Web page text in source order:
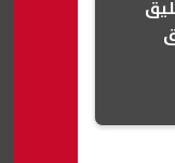
تعليق